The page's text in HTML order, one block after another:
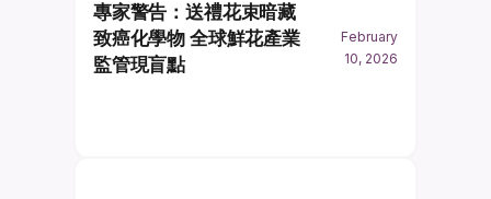
專家警告：送禮花束暗藏
致癌化學物 全球鮮花產業
監管現盲點
February
10, 2026